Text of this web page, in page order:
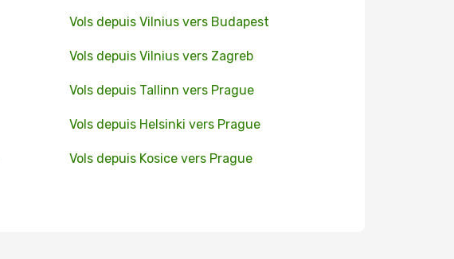
Vols depuis Vilnius vers Budapest
Vols depuis Vilnius vers Zagreb
Vols depuis Tallinn vers Prague
Vols depuis Helsinki vers Prague
Vols depuis Kosice vers Prague